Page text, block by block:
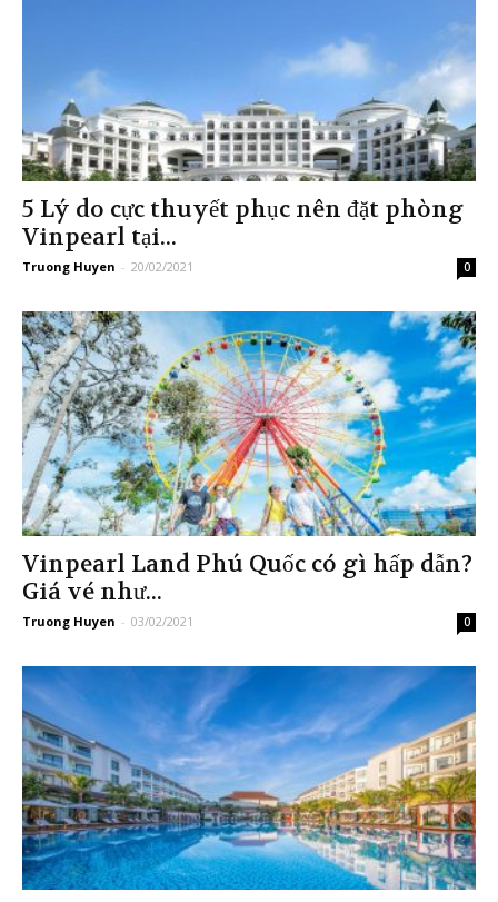
5 Lý do cực thuyết phục nên đặt phòng
Vinpearl tại...
Truong Huyen - 20/02/2021 0
Vinpearl Land Phú Quốc có gì hấp dẫn?
Giá vé như...
Truong Huyen - 03/02/2021 0